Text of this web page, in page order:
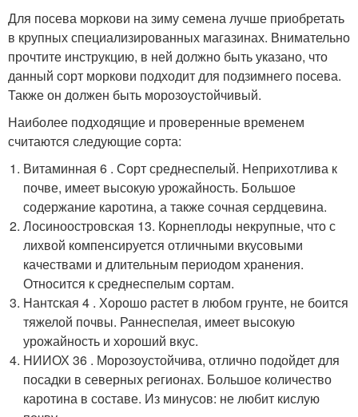
Для посева моркови на зиму семена лучше приобретать
в крупных специализированных магазинах. Внимательно
прочтите инструкцию, в ней должно быть указано, что
данный сорт моркови подходит для подзимнего посева.
Также он должен быть морозоустойчивый.
Наиболее подходящие и проверенные временем
считаются следующие сорта:
Витаминная 6 . Сорт среднеспелый. Неприхотлива к
почве, имеет высокую урожайность. Большое
содержание каротина, а также сочная сердцевина.
Лосиноостровская 13. Корнеплоды некрупные, что с
лихвой компенсируется отличными вкусовыми
качествами и длительным периодом хранения.
Относится к среднеспелым сортам.
Нантская 4 . Хорошо растет в любом грунте, не боится
тяжелой почвы. Раннеспелая, имеет высокую
урожайность и хороший вкус.
НИИОХ 36 . Морозоустойчива, отлично подойдет для
посадки в северных регионах. Большое количество
каротина в составе. Из минусов: не любит кислую